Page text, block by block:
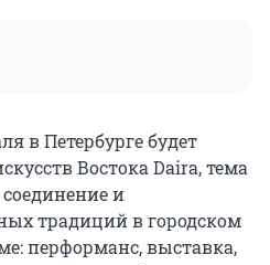
в Петербурге будет
Востока Daira, тема
и
традиций в городском
перформанс, выставка,